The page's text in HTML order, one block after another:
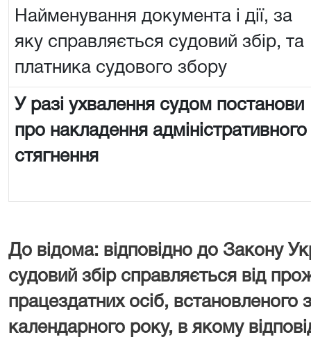
Найменування документа і дії, за
яку справляється судовий збір, та
платника судового збору
У разі ухвалення судом постанови
про накладення адміністративного
стягнення
До відома: відповідно до Закону
судовий збір справляється від
працездатних осіб, встановленого
календарного року, в якому